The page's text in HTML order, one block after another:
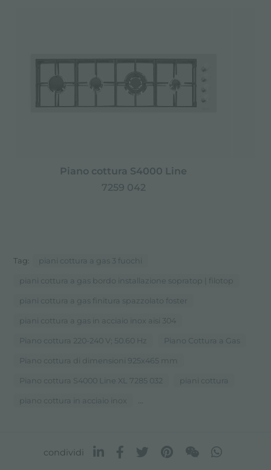
Piano cottura S4000 Line
7259 042
Tag: piani cottura a gas 3 fuochi
piani cottura a gas bordo installazione sopratop | filotop
piani cottura a gas finitura spazzolato foster
piani cottura a gas in acciaio inox aisi 304
Piano cottura 220-240 V; 50.60 Hz Piano Cottura a Gas
Piano cottura di dimensioni 925x465 mm
Piano cottura S4000 Line XL 7285 032 piani cottura
piano cottura in acciaio inox ...
condividi